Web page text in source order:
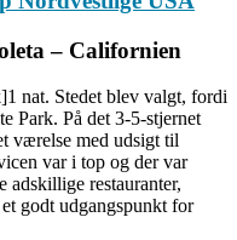
– Californien
nat. Stedet blev valgt, fordi
Park. På det 3-5-stjernet
værelse med udsigt til
var i top og der var
adskillige restauranter,
godt udgangspunkt for